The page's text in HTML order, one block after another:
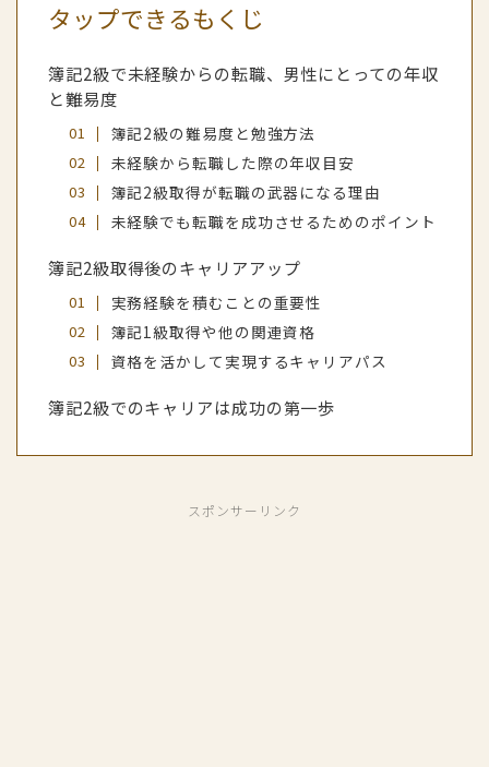
タップできるもくじ
簿記2級で未経験からの転職、男性にとっての年収
と難易度
簿記2級の難易度と勉強方法
未経験から転職した際の年収目安
簿記2級取得が転職の武器になる理由
未経験でも転職を成功させるためのポイント
簿記2級取得後のキャリアアップ
実務経験を積むことの重要性
簿記1級取得や他の関連資格
資格を活かして実現するキャリアパス
簿記2級でのキャリアは成功の第一歩
スポンサーリンク